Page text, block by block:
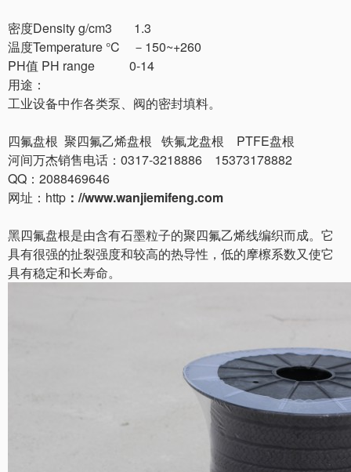
密度Density g/cm3 1.3
温度Temperature °C －150~+260
PH值 PH range 0-14
用途：
工业设备中作各类泵、阀的密封填料。
四氟盘根 聚四氟乙烯盘根 铁氟龙盘根 PTFE盘根
河间万杰销售电话：0317-3218886 15373178882
QQ：2088469646
网址：http ：//www.wanjiemifeng.com
黑四氟盘根是由含有石墨粒子的聚四氟乙烯线编织而成。它
具有很强的扯裂强度和较高的热导性，低的摩檫系数又使它
具有稳定和长寿命。